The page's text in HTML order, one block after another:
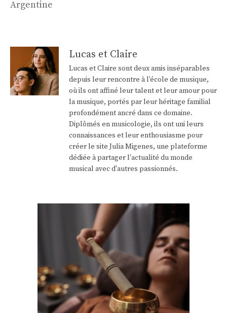
Argentine
Lucas et Claire
Lucas et Claire sont deux amis inséparables
depuis leur rencontre à l'école de musique,
où ils ont affiné leur talent et leur amour pour
la musique, portés par leur héritage familial
profondément ancré dans ce domaine.
Diplômés en musicologie, ils ont uni leurs
connaissances et leur enthousiasme pour
créer le site Julia Migenes, une plateforme
dédiée à partager l'actualité du monde
musical avec d'autres passionnés.